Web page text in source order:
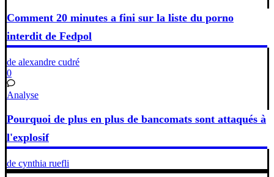
Comment 20 minutes a fini sur la liste du porno
interdit de Fedpol
de alexandre cudré
0
Analyse
Pourquoi de plus en plus de bancomats sont attaqués à
l'explosif
de cynthia ruefli